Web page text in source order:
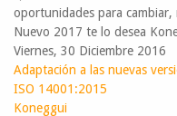
oportunidades para cambiar,
Nuevo 2017 te lo desea
Viernes, 30 Diciembre 2016
Adaptación a las nuevas
ISO 14001:2015
Koneggui